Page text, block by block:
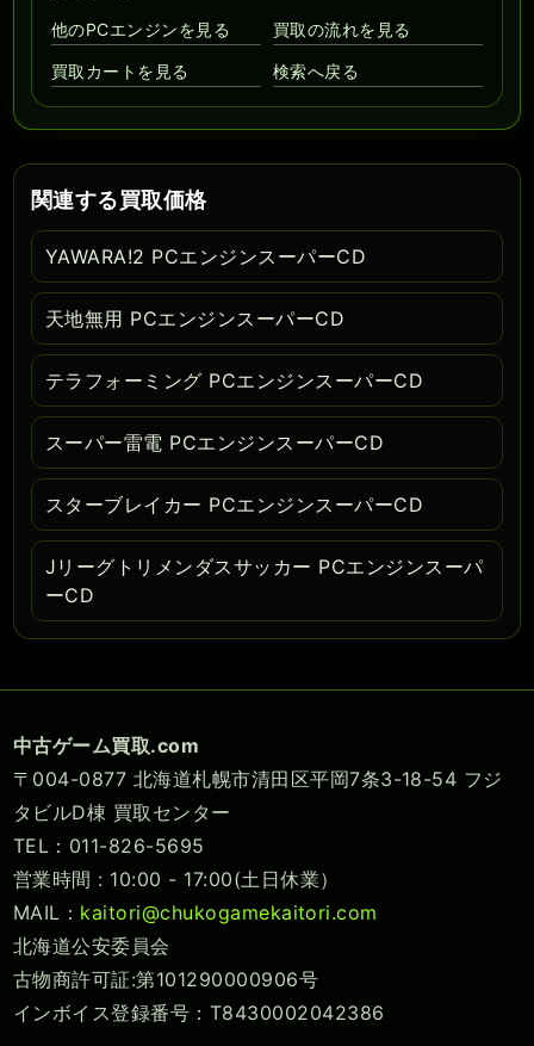
他のPCエンジンを見る
買取の流れを見る
買取カートを見る 検索へ戻る
関連する買取価格
YAWARA!2 PCエンジンスーパーCD
天地無用 PCエンジンスーパーCD
テラフォーミング PCエンジンスーパーCD
スーパー雷電 PCエンジンスーパーCD
スターブレイカー PCエンジンスーパーCD
Jリーグトリメンダスサッカー PCエンジンスーパ
ーCD
中古ゲーム買取.com
〒004-0877 北海道札幌市清田区平岡7条3-18-54 フジ
タビルD棟 買取センター
TEL：011-826-5695
営業時間 : 10:00 - 17:00(土日休業）
MAIL： kaitori@chukogamekaitori.com
北海道公安委員会
古物商許可証:第101290000906号
インボイス登録番号：T8430002042386